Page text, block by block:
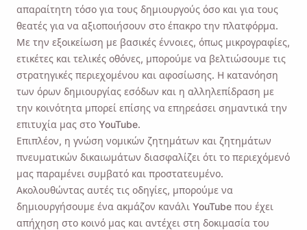
απαραίτητη τόσο για τους δημιουργούς όσο και για τους
θεατές για να αξιοποιήσουν στο έπακρο την πλατφόρμα.
Με την εξοικείωση με βασικές έννοιες, όπως μικρογραφίες,
ετικέτες και τελικές οθόνες, μπορούμε να βελτιώσουμε τις
στρατηγικές περιεχομένου και αφοσίωσης. Η κατανόηση
των όρων δημιουργίας εσόδων και η αλληλεπίδραση με
την κοινότητα μπορεί επίσης να επηρεάσει σημαντικά την
επιτυχία μας στο YouTube.
Επιπλέον, η γνώση νομικών ζητημάτων και ζητημάτων
πνευματικών δικαιωμάτων διασφαλίζει ότι το περιεχόμενό
μας παραμένει συμβατό και προστατευμένο.
Ακολουθώντας αυτές τις οδηγίες, μπορούμε να
δημιουργήσουμε ένα ακμάζον κανάλι YouTube που έχει
απήχηση στο κοινό μας και αντέχει στη δοκιμασία του